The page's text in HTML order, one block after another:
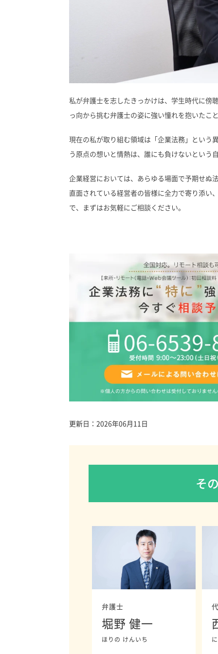
私が弁護士を志したきっかけは、学生時代に傍
っ向から挑む弁護士の姿に強い憧れを抱いたこ
現在の私が取り組む領域は「企業法務」という
う原点の想いと情熱は、誰にも負けないという
企業経営においては、あらゆる場面で予期せぬ
直面されている経営者の皆様に全力で寄り添い
で、まずはお気軽にご相談ください。
更新日： 2026年06月11日
そ
弁護士
堀野 健一
ほりの けんいち